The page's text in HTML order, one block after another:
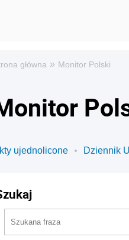
główna » Monitor Polski
ujednolicone Dziennik